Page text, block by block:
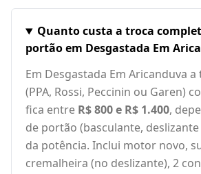
Quanto custa a troca
portão em Desgastada Em
Em Desgastada Em Aricanduva
(PPA, Rossi, Peccinin ou Garen)
fica entre R$ 800 e R$ 1.400,
de portão (basculante,
da potência. Inclui motor novo,
cremalheira (no deslizante), 2